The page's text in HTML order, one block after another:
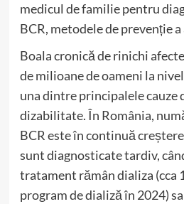
medicul de familie pentru
BCR, metodele de prevenție a
Boala cronică de rinichi
de milioane de oameni la
una dintre principalele cauze
dizabilitate. În România,
BCR este în continuă
sunt diagnosticate tardiv,
tratament rămân dializa (cca
program de dializă în 2024)